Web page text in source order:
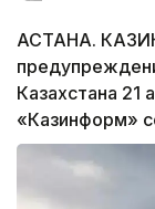
АСТАНА.
Казахстана 21
«Казинформ»